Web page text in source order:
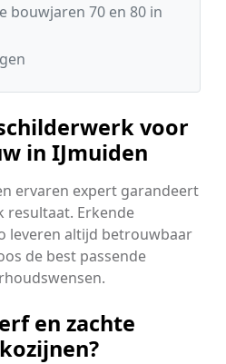
bouwjaren 70 en 80 in
voor
in IJmuiden
ervaren expert garandeert
resultaat. Erkende
leveren altijd betrouwbaar
de best passende
en zachte